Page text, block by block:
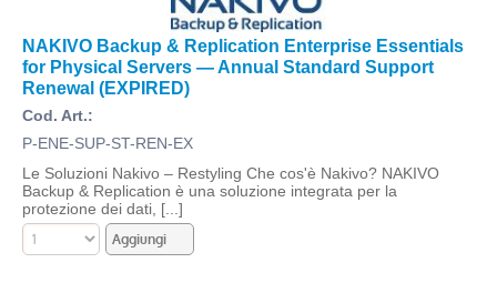
NAKIVO Backup & Replication Enterprise Essentials
for Physical Servers — Annual Standard Support
Renewal (EXPIRED)
Cod. Art.:
P-ENE-SUP-ST-REN-EX
Le Soluzioni Nakivo – Restyling Che cos'è Nakivo? NAKIVO
Backup & Replication è una soluzione integrata per la
protezione dei dati, [...]